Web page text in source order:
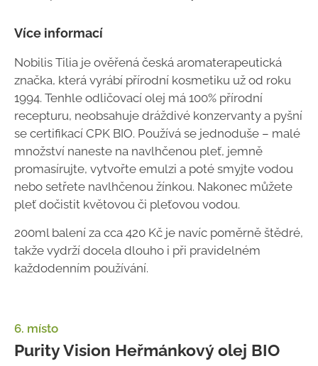
Více informací
Nobilis Tilia je ověřená česká aromaterapeutická
značka, která vyrábí přírodní kosmetiku už od roku
1994. Tenhle odličovací olej má 100% přírodní
recepturu, neobsahuje dráždivé konzervanty a pyšní
se certifikací CPK BIO. Používá se jednoduše – malé
množství naneste na navlhčenou pleť, jemně
promasírujte, vytvořte emulzi a poté smyjte vodou
nebo setřete navlhčenou žínkou. Nakonec můžete
pleť dočistit květovou či pleťovou vodou.
200ml balení za cca 420 Kč je navíc poměrně štědré,
takže vydrží docela dlouho i při pravidelném
každodenním používání.
6. místo
Purity Vision Heřmánkový olej BIO